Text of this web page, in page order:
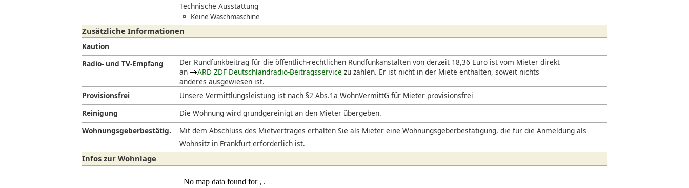
Technische Ausstattung
Keine Waschmaschine
Zusätzliche Informationen
Kaution
Radio- und TV-Empfang
Der Rundfunkbeitrag für die öffentlich-rechtlichen Rundfunkanstalten von derzeit 18,36 Euro ist vom Mieter direkt
an
ARD ZDF Deutschlandradio-Beitragsservice zu zahlen. Er ist nicht in der Miete enthalten, soweit nichts
anderes ausgewiesen ist.
Provisionsfrei
Unsere Vermittlungsleistung ist nach §2 Abs.1a WohnVermittG für Mieter provisionsfrei
Reinigung
Die Wohnung wird grundgereinigt an den Mieter übergeben.
Wohnungsgeberbestätig.
Mit dem Abschluss des Mietvertrages erhalten Sie als Mieter eine Wohnungsgeberbestätigung, die für die Anmeldung als
Wohnsitz in Frankfurt erforderlich ist.
Infos zur Wohnlage